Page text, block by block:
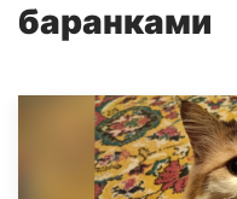
баранками